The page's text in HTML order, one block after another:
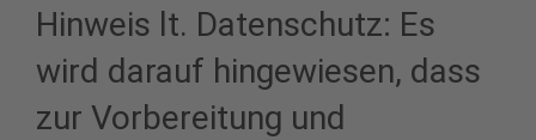
Hinweis lt. Datenschutz: Es
wird darauf hingewiesen, dass
zur Vorbereitung und